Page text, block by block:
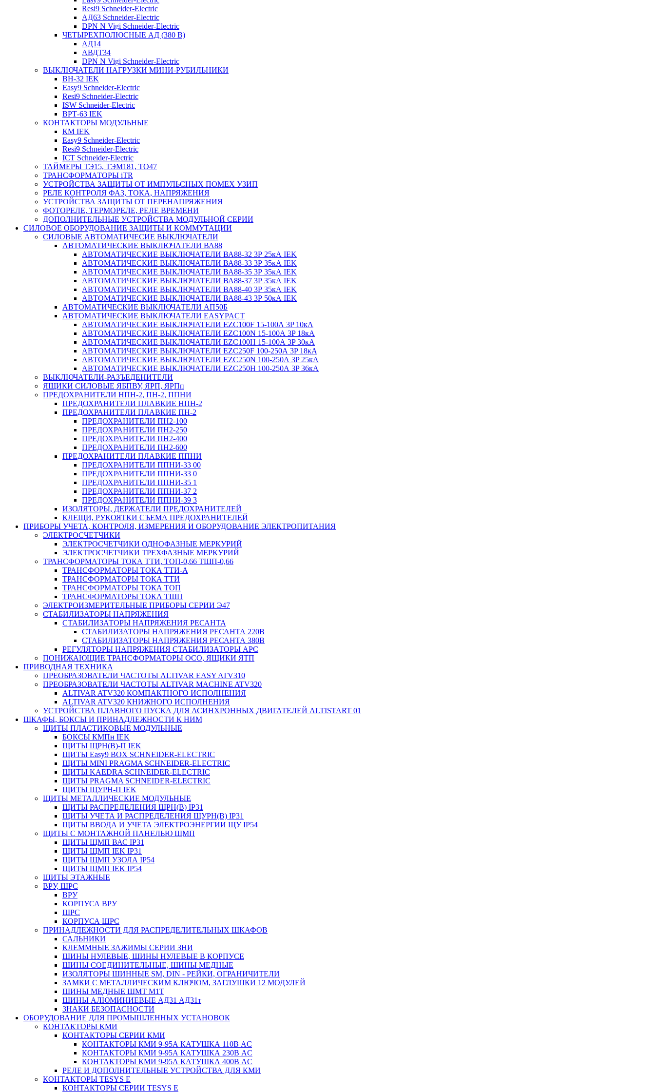
Resi9 Schneider-Electric
АД63 Schneider-Electric
DPN N Vigi Schneider-Electric
ЧЕТЫРЕХПОЛЮСНЫЕ АД (380 В)
АД14
АВДТ34
DPN N Vigi Schneider-Electric
ВЫКЛЮЧАТЕЛИ НАГРУЗКИ МИНИ-РУБИЛЬНИКИ
ВН-32 IEK
Easy9 Schneider-Electric
Resi9 Schneider-Electric
ISW Schneider-Electric
ВРТ-63 IEK
КОНТАКТОРЫ МОДУЛЬНЫЕ
КМ IEK
Easy9 Schneider-Electric
Resi9 Schneider-Electric
ICT Schneider-Electric
ТАЙМЕРЫ ТЭ15, ТЭМ181, ТО47
ТРАНСФОРМАТОРЫ iTR
УСТРОЙСТВА ЗАЩИТЫ ОТ ИМПУЛЬСНЫХ ПОМЕХ УЗИП
РЕЛЕ КОНТРОЛЯ ФАЗ, ТОКА, НАПРЯЖЕНИЯ
УСТРОЙСТВА ЗАЩИТЫ ОТ ПЕРЕНАПРЯЖЕНИЯ
ФОТОРЕЛЕ, ТЕРМОРЕЛЕ, РЕЛЕ ВРЕМЕНИ
ДОПОЛНИТЕЛЬНЫЕ УСТРОЙСТВА МОДУЛЬНОЙ СЕРИИ
СИЛОВОЕ ОБОРУДОВАНИЕ ЗАЩИТЫ И КОММУТАЦИИ
СИЛОВЫЕ АВТОМАТИЧЕСИЕ ВЫКЛЮЧАТЕЛИ
АВТОМАТИЧЕСКИЕ ВЫКЛЮЧАТЕЛИ ВА88
АВТОМАТИЧЕСКИЕ ВЫКЛЮЧАТЕЛИ ВА88-32 3Р 25кА IEK
АВТОМАТИЧЕСКИЕ ВЫКЛЮЧАТЕЛИ ВА88-33 3Р 35кА IEK
АВТОМАТИЧЕСКИЕ ВЫКЛЮЧАТЕЛИ ВА88-35 3Р 35кА IEK
АВТОМАТИЧЕСКИЕ ВЫКЛЮЧАТЕЛИ ВА88-37 3Р 35кА IEK
АВТОМАТИЧЕСКИЕ ВЫКЛЮЧАТЕЛИ ВА88-40 3Р 35кА IEK
АВТОМАТИЧЕСКИЕ ВЫКЛЮЧАТЕЛИ ВА88-43 3Р 50кА IEK
АВТОМАТИЧЕСКИЕ ВЫКЛЮЧАТЕЛИ АП50Б
АВТОМАТИЧЕСКИЕ ВЫКЛЮЧАТЕЛИ EASYPACT
АВТОМАТИЧЕСКИЕ ВЫКЛЮЧАТЕЛИ EZC100F 15-100А 3P 10кА
АВТОМАТИЧЕСКИЕ ВЫКЛЮЧАТЕЛИ EZC100N 15-100А 3P 18кА
АВТОМАТИЧЕСКИЕ ВЫКЛЮЧАТЕЛИ EZC100H 15-100А 3P 30кА
АВТОМАТИЧЕСКИЕ ВЫКЛЮЧАТЕЛИ EZC250F 100-250А 3P 18кА
АВТОМАТИЧЕСКИЕ ВЫКЛЮЧАТЕЛИ EZC250N 100-250А 3P 25кА
АВТОМАТИЧЕСКИЕ ВЫКЛЮЧАТЕЛИ EZC250H 100-250А 3P 36кА
ВЫКЛЮЧАТЕЛИ-РАЗЪЕДЕНИТЕЛИ
ЯЩИКИ СИЛОВЫЕ ЯБПВУ, ЯРП, ЯРПп
ПРЕДОХРАНИТЕЛИ НПН-2, ПН-2, ППНИ
ПРЕДОХРАНИТЕЛИ ПЛАВКИЕ НПН-2
ПРЕДОХРАНИТЕЛИ ПЛАВКИЕ ПН-2
ПРЕДОХРАНИТЕЛИ ПН2-100
ПРЕДОХРАНИТЕЛИ ПН2-250
ПРЕДОХРАНИТЕЛИ ПН2-400
ПРЕДОХРАНИТЕЛИ ПН2-600
ПРЕДОХРАНИТЕЛИ ПЛАВКИЕ ППНИ
ПРЕДОХРАНИТЕЛИ ППНИ-33 00
ПРЕДОХРАНИТЕЛИ ППНИ-33 0
ПРЕДОХРАНИТЕЛИ ППНИ-35 1
ПРЕДОХРАНИТЕЛИ ППНИ-37 2
ПРЕДОХРАНИТЕЛИ ППНИ-39 3
ИЗОЛЯТОРЫ, ДЕРЖАТЕЛИ ПРЕДОХРАНИТЕЛЕЙ
КЛЕЩИ, РУКОЯТКИ СЪЕМА ПРЕДОХРАНИТЕЛЕЙ
ПРИБОРЫ УЧЕТА, КОНТРОЛЯ, ИЗМЕРЕНИЯ И ОБОРУДОВАНИЕ ЭЛЕКТРОПИТАНИЯ
ЭЛЕКТРОСЧЕТЧИКИ
ЭЛЕКТРОСЧЕТЧИКИ ОДНОФАЗНЫЕ МЕРКУРИЙ
ЭЛЕКТРОСЧЕТЧИКИ ТРЕХФАЗНЫЕ МЕРКУРИЙ
ТРАНСФОРМАТОРЫ ТОКА ТТИ, ТОП-0,66 ТШП-0,66
ТРАНСФОРМАТОРЫ ТОКА ТТИ-А
ТРАНСФОРМАТОРЫ ТОКА ТТИ
ТРАНСФОРМАТОРЫ ТОКА ТОП
ТРАНСФОРМАТОРЫ ТОКА ТШП
ЭЛЕКТРОИЗМЕРИТЕЛЬНЫЕ ПРИБОРЫ СЕРИИ Э47
СТАБИЛИЗАТОРЫ НАПРЯЖЕНИЯ
СТАБИЛИЗАТОРЫ НАПРЯЖЕНИЯ РЕСАНТА
СТАБИЛИЗАТОРЫ НАПРЯЖЕНИЯ РЕСАНТА 220В
СТАБИЛИЗАТОРЫ НАПРЯЖЕНИЯ РЕСАНТА 380В
РЕГУЛЯТОРЫ НАПРЯЖЕНИЯ СТАБИЛИЗАТОРЫ APC
ПОНИЖАЮЩИЕ ТРАНСФОРМАТОРЫ ОСО, ЯЩИКИ ЯТП
ПРИВОДНАЯ ТЕХНИКА
ПРЕОБРАЗОВАТЕЛИ ЧАСТОТЫ ALTIVAR EASY ATV310
ПРЕОБРАЗОВАТЕЛИ ЧАСТОТЫ ALTIVAR MACHINE ATV320
ALTIVAR ATV320 КОМПАКТНОГО ИСПОЛНЕНИЯ
ALTIVAR ATV320 КНИЖНОГО ИСПОЛНЕНИЯ
УСТРОЙСТВА ПЛАВНОГО ПУСКА ДЛЯ АСИНХРОННЫХ ДВИГАТЕЛЕЙ ALTISTART 01
ШКАФЫ, БОКСЫ И ПРИНАДЛЕЖНОСТИ К НИМ
ЩИТЫ ПЛАСТИКОВЫЕ МОДУЛЬНЫЕ
БОКСЫ КМПн IEK
ЩИТЫ ЩРН(В)-П IEK
ЩИТЫ Easy9 BOX SCHNEIDER-ELECTRIC
ЩИТЫ MINI PRAGMA SCHNEIDER-ELECTRIC
ЩИТЫ KAEDRA SCHNEIDER-ELECTRIC
ЩИТЫ PRAGMA SCHNEIDER-ELECTRIC
ЩИТЫ ЩУРН-П IEK
ЩИТЫ МЕТАЛЛИЧЕСКИЕ МОДУЛЬНЫЕ
ЩИТЫ РАСПРЕДЕЛЕНИЯ ЩРН(В) IP31
ЩИТЫ УЧЕТА И РАСПРЕДЕЛЕНИЯ ЩУРН(В) IP31
ЩИТЫ ВВОДА И УЧЕТА ЭЛЕКТРОЭНЕРГИИ ЩУ IP54
ЩИТЫ С МОНТАЖНОЙ ПАНЕЛЬЮ ЩМП
ЩИТЫ ЩМП ВАС IP31
ЩИТЫ ЩМП IEK IP31
ЩИТЫ ЩМП УЗОЛА IP54
ЩИТЫ ЩМП IEK IP54
ЩИТЫ ЭТАЖНЫЕ
ВРУ, ШРС
ВРУ
КОРПУСА ВРУ
ШРС
КОРПУСА ШРС
ПРИНАДЛЕЖНОСТИ ДЛЯ РАСПРЕДЕЛИТЕЛЬНЫХ ШКАФОВ
САЛЬНИКИ
КЛЕММНЫЕ ЗАЖИМЫ СЕРИИ ЗНИ
ШИНЫ НУЛЕВЫЕ, ШИНЫ НУЛЕВЫЕ В КОРПУСЕ
ШИНЫ СОЕДИНИТЕЛЬНЫЕ, ШИНЫ МЕДНЫЕ
ИЗОЛЯТОРЫ ШИННЫЕ SM, DIN - РЕЙКИ, ОГРАНИЧИТЕЛИ
ЗАМКИ С МЕТАЛЛИЧЕСКИМ КЛЮЧОМ, ЗАГЛУШКИ 12 МОДУЛЕЙ
ШИНЫ МЕДНЫЕ ШМТ М1Т
ШИНЫ АЛЮМИНИЕВЫЕ АД31 АД31т
ЗНАКИ БЕЗОПАСНОСТИ
ОБОРУДОВАНИЕ ДЛЯ ПРОМЫШЛЕННЫХ УСТАНОВОК
КОНТАКТОРЫ КМИ
КОНТАКТОРЫ СЕРИИ КМИ
КОНТАКТОРЫ КМИ 9-95А КАТУШКА 110В AC
КОНТАКТОРЫ КМИ 9-95А КАТУШКА 230В AC
КОНТАКТОРЫ КМИ 9-95А КАТУШКА 400В AC
РЕЛЕ И ДОПОЛНИТЕЛЬНЫЕ УСТРОЙСТВА ДЛЯ КМИ
КОНТАКТОРЫ TESYS E
КОНТАКТОРЫ СЕРИИ TESYS E